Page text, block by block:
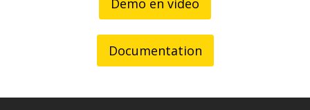
Demo en video
Documentation